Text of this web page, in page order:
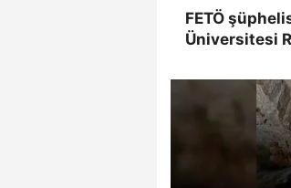
FETÖ
Üniversitesi